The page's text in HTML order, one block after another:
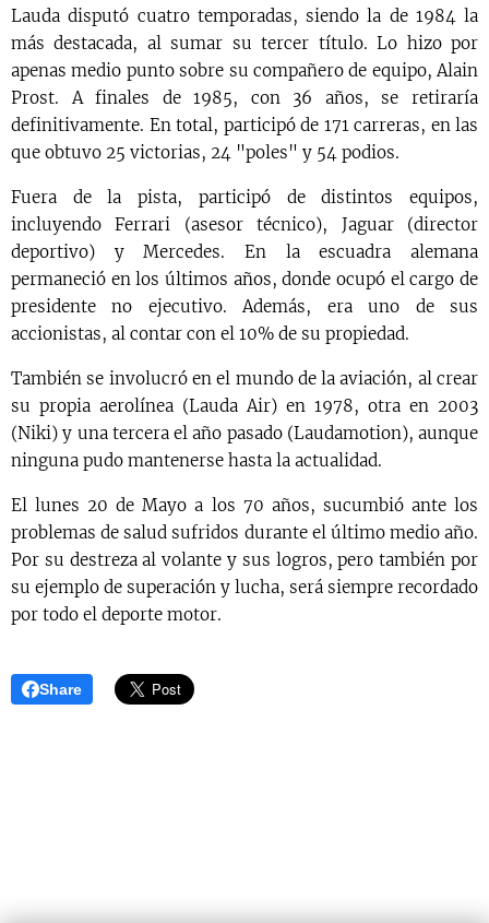
Lauda disputó cuatro temporadas, siendo la de 1984 la
más destacada, al sumar su tercer título. Lo hizo por
apenas medio punto sobre su compañero de equipo, Alain
Prost. A finales de 1985, con 36 años, se retiraría
definitivamente. En total, participó de 171 carreras, en las
que obtuvo 25 victorias, 24 "poles" y 54 podios.
Fuera de la pista, participó de distintos equipos,
incluyendo Ferrari (asesor técnico), Jaguar (director
deportivo) y Mercedes. En la escuadra alemana
permaneció en los últimos años, donde ocupó el cargo de
presidente no ejecutivo. Además, era uno de sus
accionistas, al contar con el 10% de su propiedad.
También se involucró en el mundo de la aviación, al crear
su propia aerolínea (Lauda Air) en 1978, otra en 2003
(Niki) y una tercera el año pasado (Laudamotion), aunque
ninguna pudo mantenerse hasta la actualidad.
El lunes 20 de Mayo a los 70 años, sucumbió ante los
problemas de salud sufridos durante el último medio año.
Por su destreza al volante y sus logros, pero también por
su ejemplo de superación y lucha, será siempre recordado
por todo el deporte motor.
Share